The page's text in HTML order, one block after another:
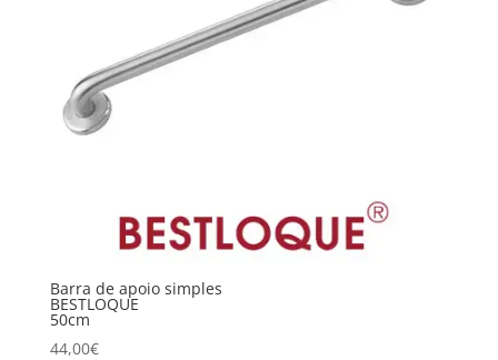
Barra de apoio simples
BESTLOQUE
50cm
44,00€